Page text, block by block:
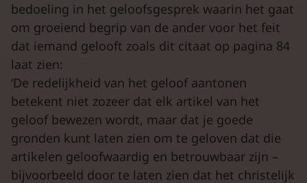
bedoeling in het geloofsgesprek waarin het gaat
om groeiend begrip van de ander voor het feit
dat iemand gelooft zoals dit citaat op pagina 84
laat zien:
‘De redelijkheid van het geloof aantonen
betekent niet zozeer dat elk artikel van het
geloof bewezen wordt, maar dat je goede
gronden kunt laten zien om te geloven dat die
artikelen geloofwaardig en betrouwbaar zijn –
bijvoorbeeld door te laten zien dat het christelijk